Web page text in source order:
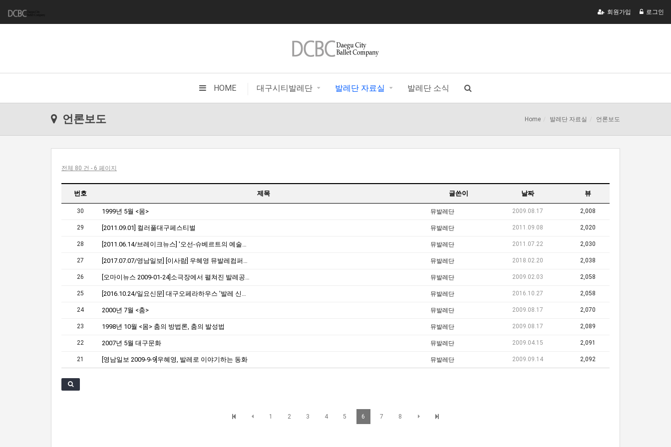
회원가입 로그인
HOME 대구시티발레단 발레단 자료실 발레단 소식
언론보도 Home 발레단 자료실 언론보도
전체 80 건 - 6 페이지
번호 제목 글쓴이 날짜 뷰
30 1999년 5월 <몸> 뮤발레단 2009.08.17 2,008
29 [2011.09.01] 컬러풀대구페스티벌 뮤발레단 2011.09.08 2,020
28 [2011.06.14/브레이크뉴스] '오선-슈베르트의 예술과 사랑' 뮤발레단 2011.07.22 2,030
27 [2017.07.07/영남일보] [이사람] 우혜영 뮤발레컴퍼니 대표 뮤발레단 2018.02.20 2,038
26 [오마이뉴스 2009-01-24]소극장에서 펼쳐진 발레공연 '눈길' 뮤발레단 2009.02.03 2,058
25 [2016.10.24/일요신문] 대구오페라하우스 '발레 신데렐라' 다음달 12일 공연 뮤발레단 2016.10.27 2,058
24 2000년 7월 <춤> 뮤발레단 2009.08.17 2,070
23 1998년 10월 <몸> 춤의 방법론, 춤의 발성법 뮤발레단 2009.08.17 2,089
22 2007년 5월 대구문화 뮤발레단 2009.04.15 2,091
21 [영남일보 2009-9-9]우혜영, 발레로 이야기하는 동화 뮤발레단 2009.09.14 2,092
1 2 3 4 5 6 7 8